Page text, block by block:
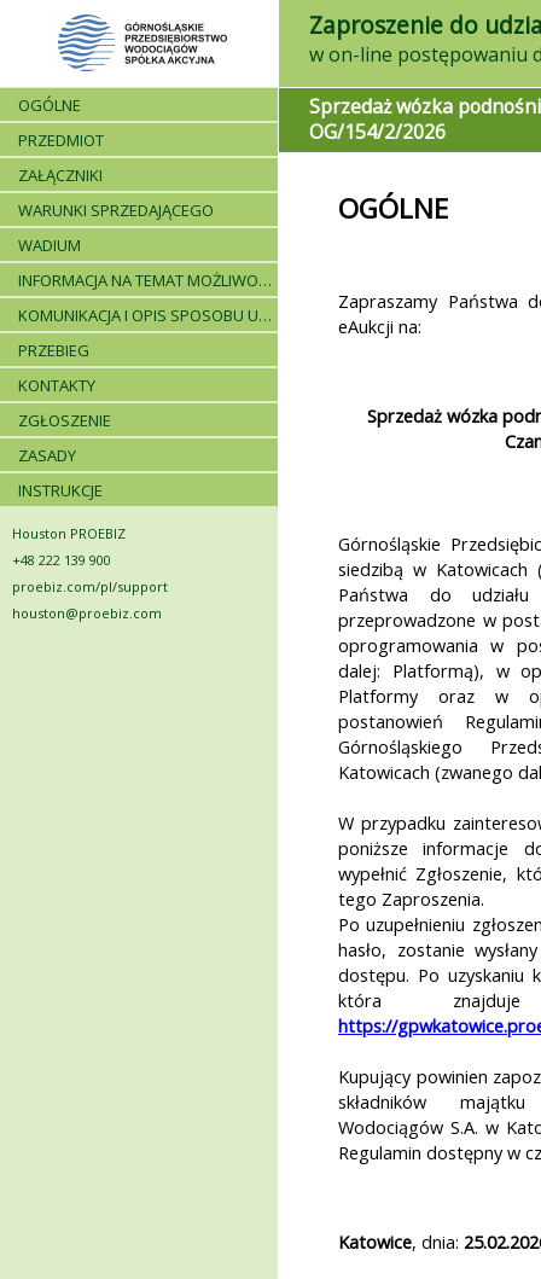
Zaproszenie do
OGÓLNE
PRZEDMIOT
ZAŁĄCZNIKI
WARUNKI SPRZEDAJĄCEGO
WADIUM
INFORMACJA NA TEMAT MOŻLIWOŚCI SKŁADANIA JEDNEJ OFERTY PRZEZ DWA LUB WIĘCEJ PODMIOTÓW ORAZ UCZESTNICTWA PODWYKONAWCÓW
KOMUNIKACJA I OPIS SPOSOBU UDZIELANIA WYJAŚNIEŃ
PRZEBIEG
KONTAKTY
ZGŁOSZENIE
ZASADY
INSTRUKCJE
Houston PROEBIZ
+48 222 139 900
proebiz.com/pl/support
houston@proebiz.com
Sprzedaż wózka
OG/154/2/2026
OGÓLNE
Zapraszamy Państwa
eAukcji na:
Sprzedaż wózka
Górnośląskie
siedzibą w Katowicach
Państwa do
przeprowadzone w
oprogramowania w
dalej: Platformą), w
Platformy oraz w
postanowień
Górnośląskiego
Katowicach (zwanego
W przypadku
poniższe informacje
wypełnić Zgłoszenie,
tego Zaproszenia.
Po uzupełnieniu
hasło, zostanie
dostępu. Po uzyskaniu
która
https://
Kupujący powinien
składników majątku
Wodociągów S.A. w
Regulamin dostępny w
Katowice, dnia: